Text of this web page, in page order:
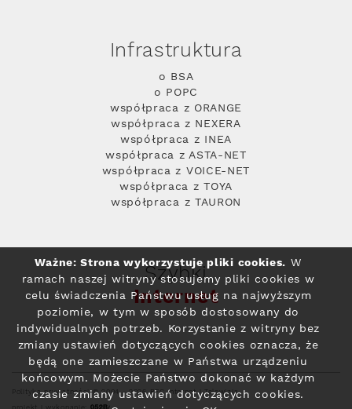
Infrastruktura
o BSA
o POPC
współpraca z ORANGE
współpraca z NEXERA
współpraca z INEA
współpraca z ASTA-NET
współpraca z VOICE-NET
współpraca z TOYA
współpraca z TAURON
Szybki
Internet
Polityka prywatności© 2004 - 2026 RFC Internet i Telewizja
Ważne: Strona wykorzystuje pliki cookies. W
ramach naszej witryny stosujemy pliki cookies w
celu świadczenia Państwu usług na najwyższym
poziomie, w tym w sposób dostosowany do
indywidualnych potrzeb. Korzystanie z witryny bez
zmiany ustawień dotyczących cookies oznacza, że
będą one zamieszczane w Państwa urządzeniu
końcowym. Możecie Państwo dokonać w każdym
czasie zmiany ustawień dotyczących cookies.